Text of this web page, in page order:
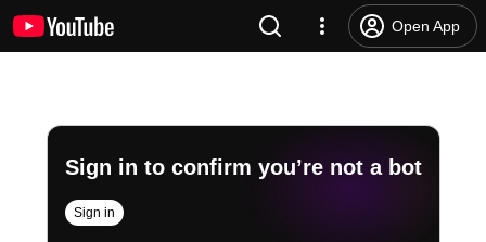
Open App
Sign in to confirm you’re not a bot
Sign in